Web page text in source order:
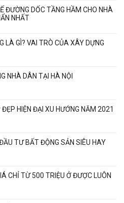
ĐƯỜNG DỐC TẦNG HẦM CHO NHÀ
NHẤT
LÀ GÌ? VAI TRÒ CỦA XÂY DỰNG
NHÀ DÂN TẠI HÀ NỘI
HIỆN ĐẠI XU HƯỚNG NĂM 2021
TƯ BẤT ĐỘNG SẢN SIÊU HAY
CHỈ TỪ 500 TRIỆU Ở ĐƯỢC LUÔN